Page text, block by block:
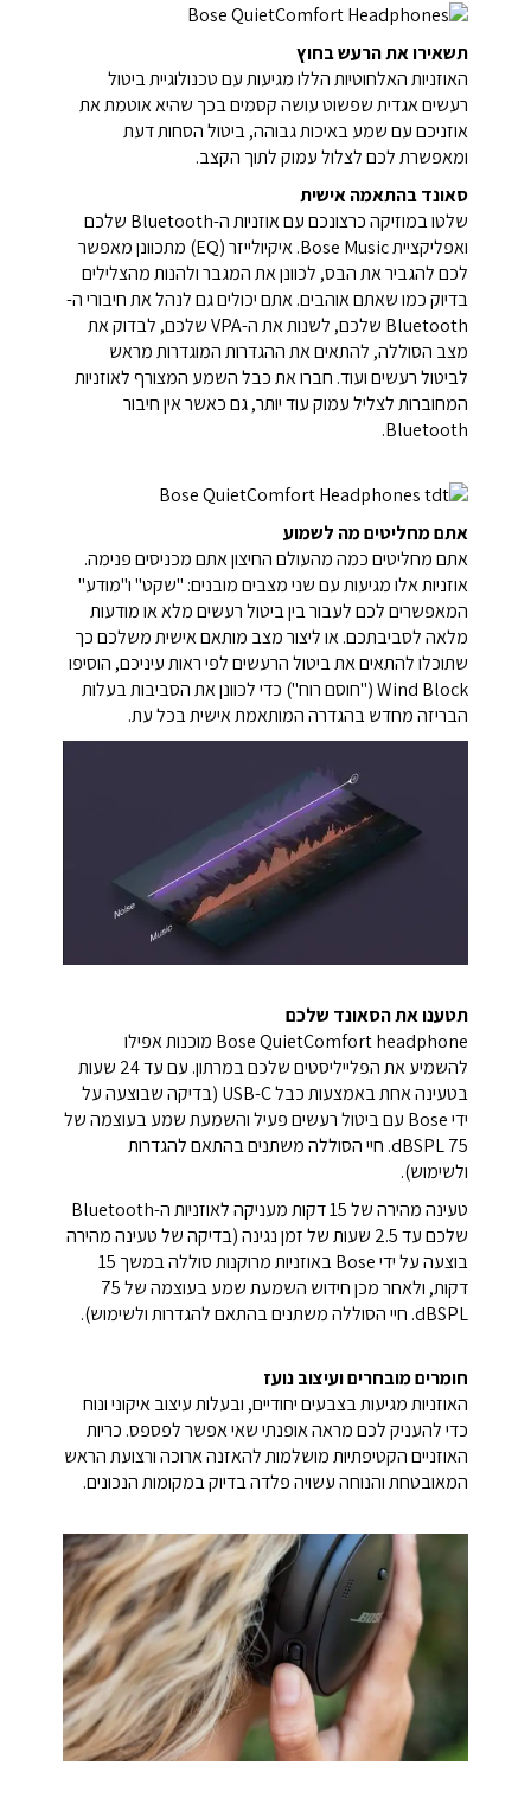
תשאירו את הרעש בחוץ
האוזניות האלחוטיות הללו מגיעות עם טכנולוגיית ביטול
רעשים אגדית שפשוט עושה קסמים בכך שהיא אוטמת את
אוזניכם עם שמע באיכות גבוהה, ביטול הסחות דעת
ומאפשרת לכם לצלול עמוק לתוך הקצב.
סאונד בהתאמה אישית
שלטו במוזיקה כרצונכם עם אוזניות ה-Bluetooth שלכם
ואפליקציית Bose Music. איקיולייזר (EQ) מתכוונן מאפשר
לכם להגביר את הבס, לכוונן את המגבר ולהנות מהצלילים
בדיוק כמו שאתם אוהבים. אתם יכולים גם לנהל את חיבורי ה-
Bluetooth שלכם, לשנות את ה-VPA שלכם, לבדוק את
מצב הסוללה, להתאים את ההגדרות המוגדרות מראש
לביטול רעשים ועוד. חברו את כבל השמע המצורף לאוזניות
המחוברות לצליל עמוק עוד יותר, גם כאשר אין חיבור
Bluetooth.
אתם מחליטים מה לשמוע
אתם מחליטים כמה מהעולם החיצון אתם מכניסים פנימה.
אוזניות אלו מגיעות עם שני מצבים מובנים: "שקט" ו"מודע"
המאפשרים לכם לעבור בין ביטול רעשים מלא או מודעות
מלאה לסביבתכם. או ליצור מצב מותאם אישית משלכם כך
שתוכלו להתאים את ביטול הרעשים לפי ראות עיניכם, הוסיפו
Wind Block ("חוסם רוח") כדי לכוונן את הסביבות בעלות
הבריזה מחדש בהגדרה המותאמת אישית בכל עת.
תטענו את הסאונד שלכם
Bose QuietComfort headphone מוכנות אפילו
להשמיע את הפלייליסטים שלכם במרתון. עם עד 24 שעות
בטעינה אחת באמצעות כבל USB-C (בדיקה שבוצעה על
ידי Bose עם ביטול רעשים פעיל והשמעת שמע בעוצמה של
75 dBSPL. חיי הסוללה משתנים בהתאם להגדרות
ולשימוש).
טעינה מהירה של 15 דקות מעניקה לאוזניות ה-Bluetooth
שלכם עד 2.5 שעות של זמן נגינה (בדיקה של טעינה מהירה
בוצעה על ידי Bose באוזניות מרוקנות סוללה במשך 15
דקות, ולאחר מכן חידוש השמעת שמע בעוצמה של 75
dBSPL. חיי הסוללה משתנים בהתאם להגדרות ולשימוש).
חומרים מובחרים ועיצוב נועז
האוזניות מגיעות בצבעים יחודיים, ובעלות עיצוב איקוני ונוח
כדי להעניק לכם מראה אופנתי שאי אפשר לפספס. כריות
האוזניים הקטיפתיות מושלמות להאזנה ארוכה ורצועת הראש
המאובטחת והנוחה עשויה פלדה בדיוק במקומות הנכונים.